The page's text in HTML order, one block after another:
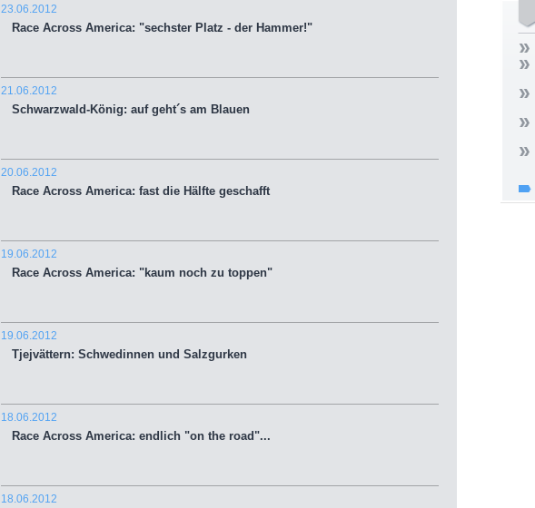
23.06.2012
Race Across America: "sechster Platz - der Hammer!"
21.06.2012
Schwarzwald-König: auf geht´s am Blauen
20.06.2012
Race Across America: fast die Hälfte geschafft
19.06.2012
Race Across America: "kaum noch zu toppen"
19.06.2012
Tjejvättern: Schwedinnen und Salzgurken
18.06.2012
Race Across America: endlich "on the road"...
18.06.2012